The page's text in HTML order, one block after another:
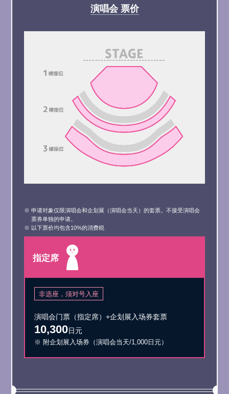
演唱会 票价
※ 申请对象仅限演唱会和企划展（演唱会当天）的套票。不接受演唱会
票券单独的申请。
※ 以下票价均包含10%的消费税
指定席
非选座，须对号入座
演唱会门票（指定席）+企划展入场券套票
10,300日元
※ 附企划展入场券（演唱会当天/1,000日元）